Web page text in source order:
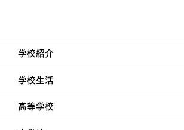
学校紹介
理事長/学園長メッセージ
安心して任せられる学校
沿革
施設・設備
大学合格実績
学校生活
クラブ活動・生徒会活動
夙川ブログ
制服紹介
夙川カレンダー
高等学校
高校校長からの挨拶
高校の教育方針／特色
特進コース／進学コース
年間行事
先輩たちの声・生徒たちの声